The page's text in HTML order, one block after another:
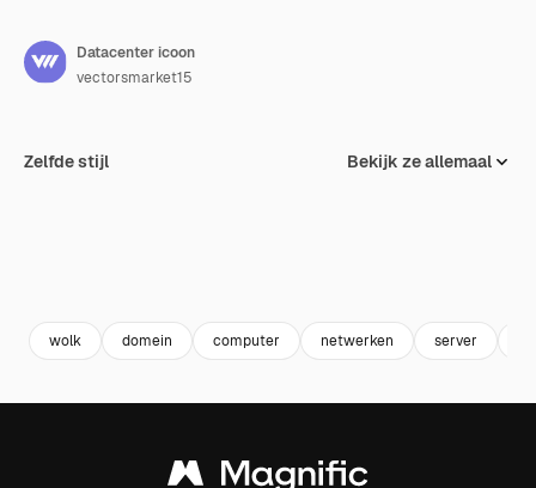
Datacenter icoon
vectorsmarket15
Zelfde stijl Bekijk ze allemaal
wolk domein computer netwerken server